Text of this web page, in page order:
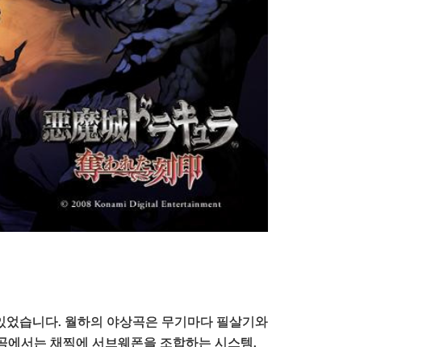
습니다. 월하의 야상곡은 무기마다 필살기와
에서는 채찍에 서브웨폰을 조합하는 시스템,